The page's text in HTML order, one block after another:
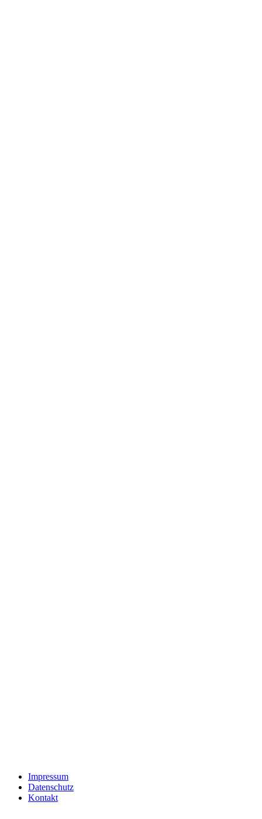
Impressum
Datenschutz
Kontakt